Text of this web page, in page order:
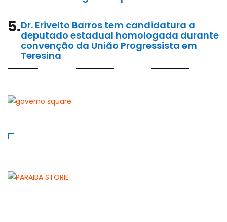
5.Dr. Erivelto Barros tem candidatura a
deputado estadual homologada durante
convenção da União Progressista em
Teresina